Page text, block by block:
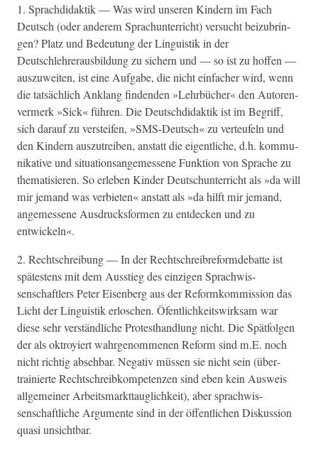
1. Sprach­di­dak­tik — Was wird unseren Kindern im Fach
Deutsch (oder anderem Spra­chunter­richt) ver­sucht beizubrin­
gen? Platz und Bedeu­tung der Lin­guis­tik in der
Deutschlehreraus­bil­dung zu sich­ern und — so ist zu hof­fen —
auszuweit­en, ist eine Auf­gabe, die nicht ein­fach­er wird, wenn
die tat­säch­lich Anklang find­en­den »Lehrbüch­er« den Autoren­
ver­merk »Sick« führen. Die Deutsch­di­dak­tik ist im Begriff,
sich darauf zu ver­steifen, »SMS-Deutsch« zu ver­teufeln und
den Kindern auszutreiben, anstatt die eigentliche, d.h. kom­mu­
nika­tive und sit­u­a­tion­sangemessene Funk­tion von Sprache zu
the­ma­tisieren. So erleben Kinder Deutschunter­richt als »da will
mir jemand was ver­bi­eten« anstatt als »da hil­ft mir jemand,
angemessene Aus­drucks­for­men zu ent­deck­en und zu
entwickeln«.
2. Rechtschrei­bung — In der Rechtschreibre­for­mde­bat­te ist
spätestens mit dem Ausstieg des einzi­gen Sprach­wis­
senschaftlers Peter Eisen­berg aus der Reformkom­mis­sion das
Licht der Lin­guis­tik erloschen. Öfentlichkeitswirk­sam war
diese sehr ver­ständliche Protesthand­lung nicht. Die Spät­fol­gen
der als oktroyiert wahrgenomme­nen Reform sind m.E. noch
nicht richtig abse­hbar. Neg­a­tiv müssen sie nicht sein (über­
trainierte Rechtschreibkom­pe­ten­zen sind eben kein Ausweis
all­ge­mein­er Arbeits­mark­t­tauglichkeit), aber sprach­wis­
senschaftliche Argu­mente sind in der öffentlichen Diskus­sion
qua­si unsichtbar.